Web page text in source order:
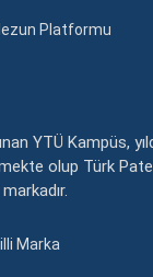
Platformu
YTÜ Kampüs,
olup Türk
Marka